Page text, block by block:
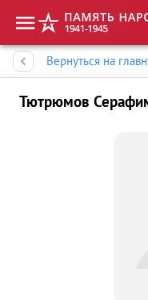
Вернуться на
Тютрюмов
Память народа